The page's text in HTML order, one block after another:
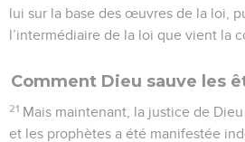
lui sur la base des œuvres de la loi,
l’intermédiaire de la loi que vient la
Comment Dieu sauve les
21 Mais maintenant, la justice de
et les prophètes a été manifestée